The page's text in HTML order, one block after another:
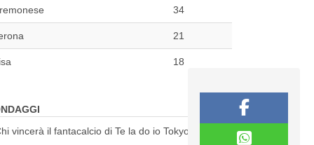
34
21
18
vincerà il fantacalcio di Te la do io Tokyo?